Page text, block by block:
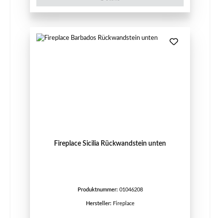
Fireplace Sicilia Rückwandstein unten
Produktnummer: 01046208
Hersteller: Fireplace